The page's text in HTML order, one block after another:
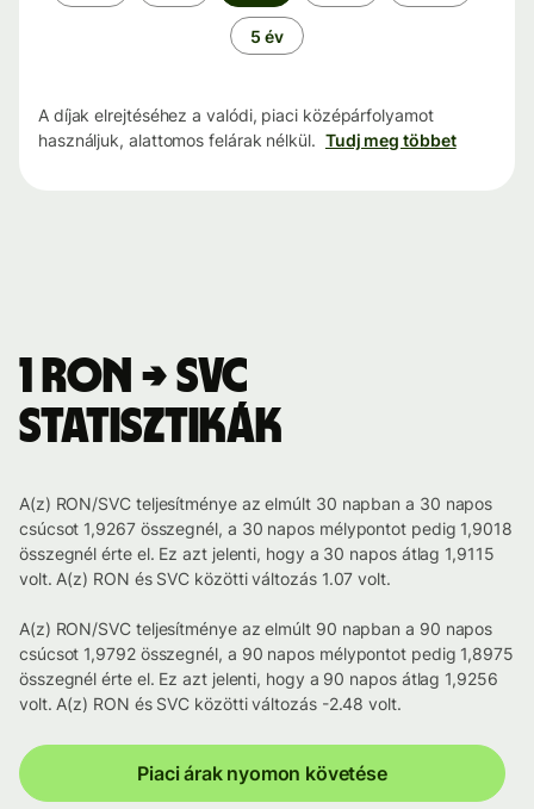
5 év
A díjak elrejtéséhez a valódi, piaci középárfolyamot
használjuk, alattomos felárak nélkül. Tudj meg többet
1 RON → SVC
statisztikák
A(z) RON/SVC teljesítménye az elmúlt 30 napban a 30 napos
csúcsot 1,9267 összegnél, a 30 napos mélypontot pedig 1,9018
összegnél érte el. Ez azt jelenti, hogy a 30 napos átlag 1,9115
volt. A(z) RON és SVC közötti változás 1.07 volt.
A(z) RON/SVC teljesítménye az elmúlt 90 napban a 90 napos
csúcsot 1,9792 összegnél, a 90 napos mélypontot pedig 1,8975
összegnél érte el. Ez azt jelenti, hogy a 90 napos átlag 1,9256
volt. A(z) RON és SVC közötti változás -2.48 volt.
Piaci árak nyomon követése